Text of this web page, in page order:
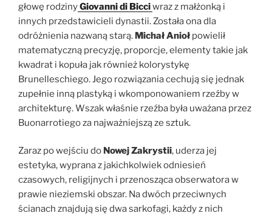
głowę rodzinyGiovanni di Bicciwraz z małżonką i
innych przedstawicieli dynastii. Została ona dla
odróżnienia nazwaną starą. Michał Anioł powielił
matematyczną precyzję, proporcje, elementy takie jak
kwadrat i kopuła jak również kolorystykę
Brunelleschiego. Jego rozwiązania cechują się jednak
zupełnie inną plastyką i wkomponowaniem rzeźby w
architekturę. Wszak właśnie rzeźba była uważana przez
Buonarrotiego za najważniejszą ze sztuk.
Zaraz po wejściu do Nowej Zakrystii, uderza jej
estetyka, wyprana z jakichkolwiek odniesień
czasowych, religijnych i przenosząca obserwatora w
prawie nieziemski obszar. Na dwóch przeciwnych
ścianach znajdują się dwa sarkofagi, każdy z nich